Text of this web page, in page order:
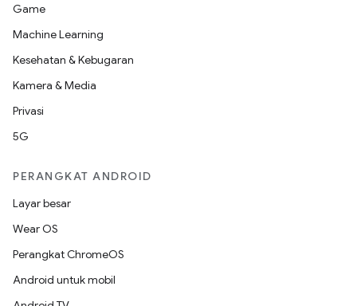
Game
Machine Learning
Kesehatan & Kebugaran
Kamera & Media
Privasi
5G
PERANGKAT ANDROID
Layar besar
Wear OS
Perangkat ChromeOS
Android untuk mobil